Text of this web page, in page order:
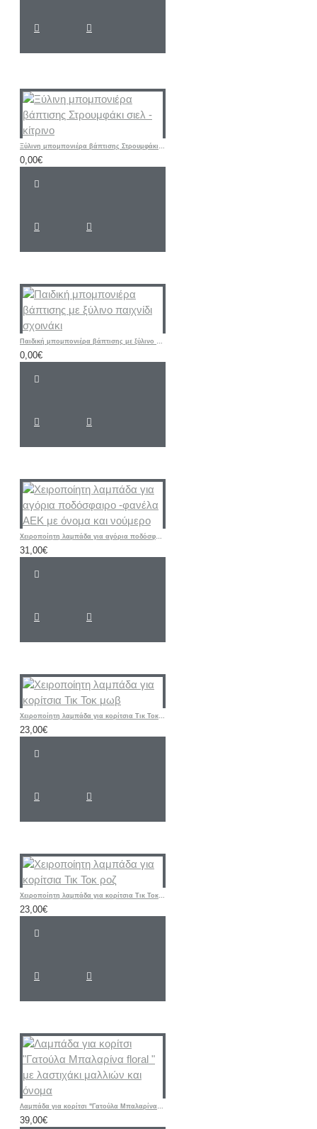
Ξύλινη μπομπονιέρα βάπτισης Στρουμφάκι σιελ - κίτρινο
0,00€
Παιδική μπομπονιέρα βάπτισης με ξύλινο παιχνίδι σχοινάκι
0,00€
Χειροποίητη λαμπάδα για αγόρια ποδόσφαιρο -φανέλα ΑΕΚ με όνομα και νούμερο
31,00€
Χειροποίητη λαμπάδα για κορίτσια Τικ Τοκ μωβ
23,00€
Χειροποίητη λαμπάδα για κορίτσια Τικ Τοκ ροζ
23,00€
Λαμπάδα για κορίτσι "Γατούλα Μπαλαρίνα floral " με λαστιχάκι μαλλιών και όνομα
39,00€